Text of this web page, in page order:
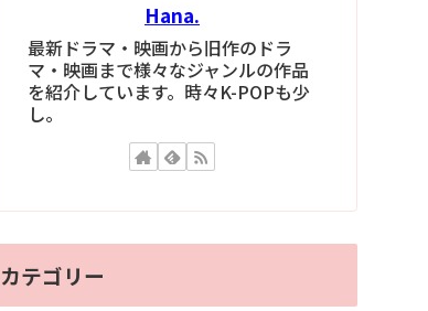
Hana.
最新ドラマ・映画から旧作のドラ
マ・映画まで様々なジャンルの作品
を紹介しています。時々K-POPも少
し。
カテゴリー